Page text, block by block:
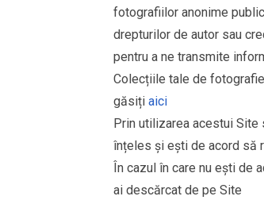
fotografiilor anonime
drepturilor de autor sau
pentru a ne transmite
Colecțiile tale de
găsiți aici
Prin utilizarea acestui Site
înțeles și ești de acord să
În cazul în care nu ești de
ai descărcat de pe Site